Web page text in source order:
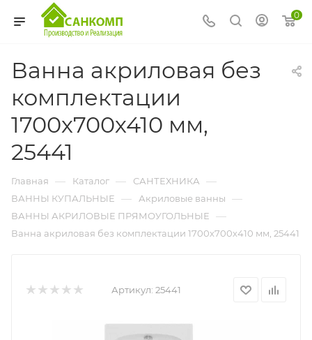
0
Ванна акриловая без
комплектации
1700х700х410 мм,
25441
Главная — Каталог — САНТЕХНИКА —
ВАННЫ КУПАЛЬНЫЕ — Акриловые ванны —
ВАННЫ АКРИЛОВЫЕ ПРЯМОУГОЛЬНЫЕ —
Ванна акриловая без комплектации 1700х700х410 мм, 25441
Артикул: 25441